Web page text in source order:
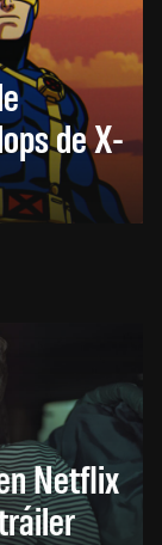
de X-
Netflix